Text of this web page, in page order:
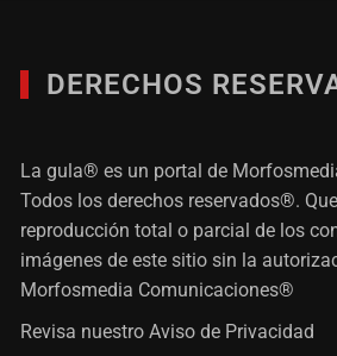
DERECHOS
La gula® es un portal de
Todos los derechos reservados®.
reproducción total o parcial de los
imágenes de este sitio sin la
Morfosmedia Comunicaciones®
Revisa nuestroAviso de Privacidad